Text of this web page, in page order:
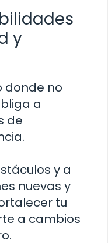
y
donde no
a
de
y a
nuevas y
tu
a cambios